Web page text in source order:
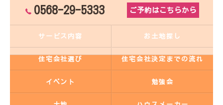
0568-29-5333 ご予約はこちらから
サービス内容 お土地探し
住宅会社選び 住宅会社決定までの流れ
イベント 勉強会